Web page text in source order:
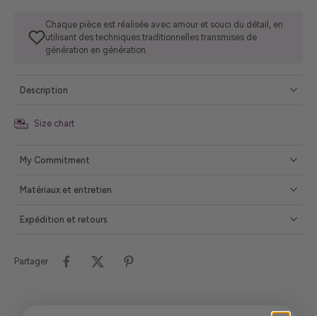
Chaque pièce est réalisée avec amour et souci du détail, en
utilisant des techniques traditionnelles transmises de
génération en génération.
Description
Size chart
My Commitment
Matériaux et entretien
Expédition et retours
Partager